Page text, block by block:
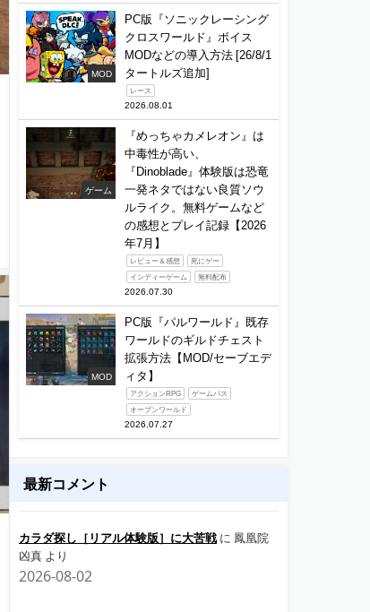
MOD
PC版『ソニックレーシング
クロスワールド』ボイス
MODなどの導入方法 [26/8/1
タートルズ追加]
レース
2026.08.01
ゲーム
『めっちゃカメレオン』は
中毒性が高い、
『Dinoblade』体験版は恐竜
一発ネタではない良質ソウ
ルライク。無料ゲームなど
の感想とプレイ記録【2026
年7月】
レビュー＆感想 死にゲー
インディーゲーム 無料配布
2026.07.30
MOD
PC版『パルワールド』既存
ワールドのギルドチェスト
拡張方法【MOD/セーブエデ
ィタ】
アクションRPG ゲームパス
オープンワールド
2026.07.27
最新コメント
カラダ探し［リアル体験版］に大苦戦 に
鳳凰院
凶真 より
2026-08-02